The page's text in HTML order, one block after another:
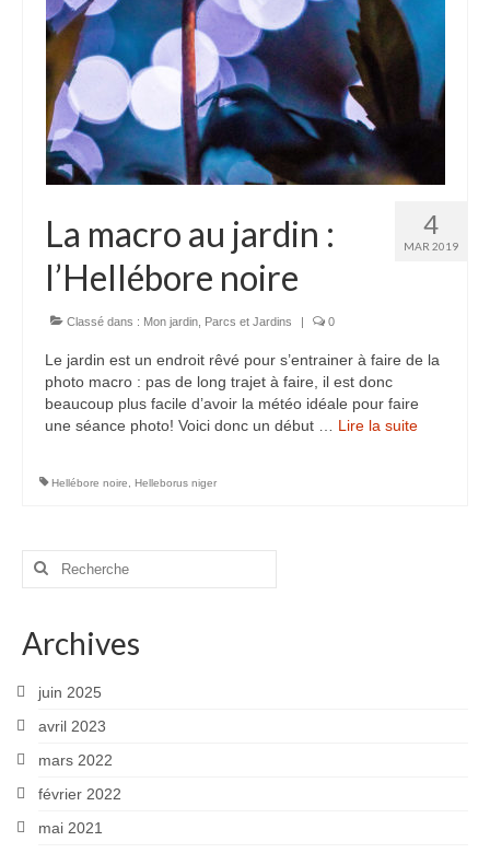
4
MAR 2019
La macro au jardin :
l’Hellébore noire
Classé dans : Mon jardin Parcs et Jardins | 0
Le jardin est un endroit rêvé pour s’entrainer à faire de la
photo macro : pas de long trajet à faire, il est donc
beaucoup plus facile d’avoir la météo idéale pour faire
une séance photo! Voici donc un début … Lire la suite­­
Hellébore noire Helleborus niger
Rechercher
Archives
juin 2025
avril 2023
mars 2022
février 2022
mai 2021